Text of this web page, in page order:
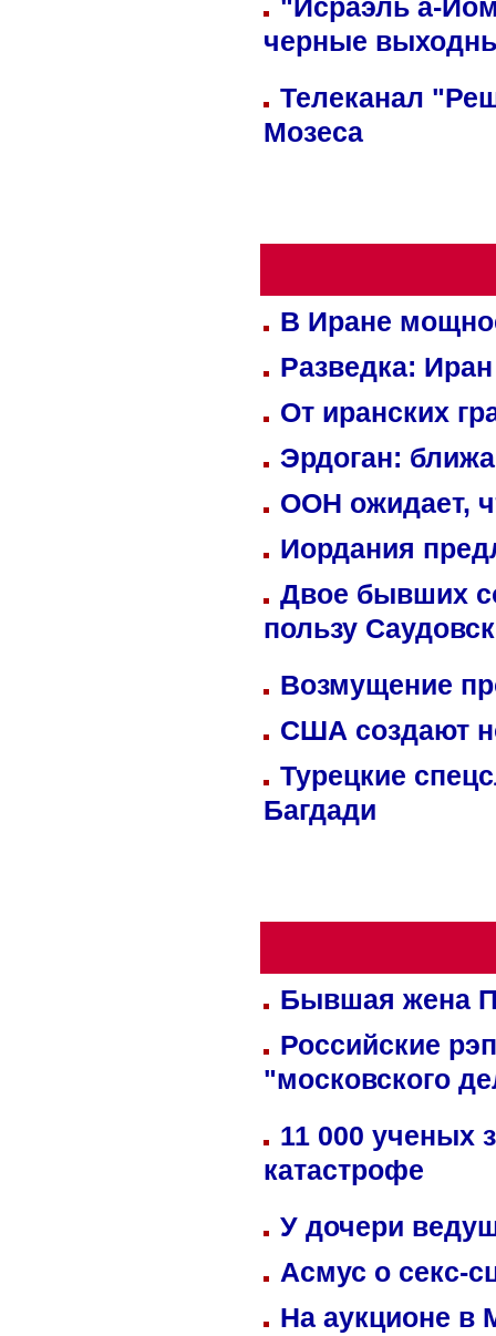
"Исраэль а-
черные
Телеканал
Мозеса
В Иране
Разведка:
От иранских
Эрдоган:
ООН ожидает,
Иордания
Двое бывших
пользу
Возмущение
США создают
Турецкие
Багдади
Бывшая жена
Российские
"московского
11 000 ученых
катастрофе
У дочери
Асмус о секс-
На аукционе в